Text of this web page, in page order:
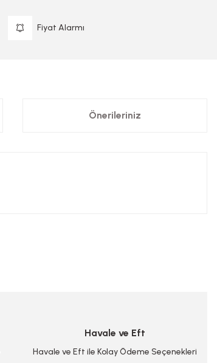
Fiyat Alarmı
Önerileriniz
Havale ve Eft
Havale ve Eft ile Kolay Ödeme Seçenekleri